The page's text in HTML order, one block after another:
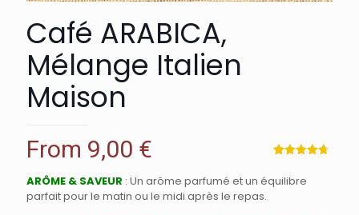
Café ARABICA,
Mélange Italien
Maison
basé sur
From 9,00 €
ARÔME & SAVEUR : Un arôme parfumé et un équilibre
parfait pour le matin ou le midi après le repas.